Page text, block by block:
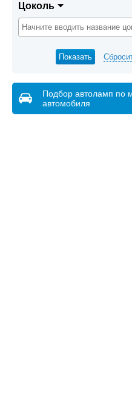
Цоколь
Подбор автоламп по
автомобиля